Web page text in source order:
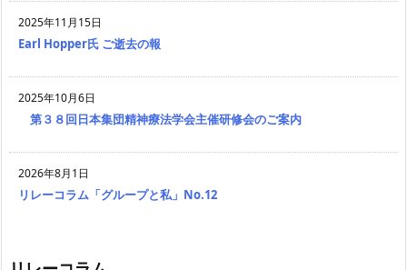
2025年11月15日
Earl Hopper氏 ご逝去の報
2025年10月6日
第３８回日本集団精神療法学会主催研修会のご案内
2026年8月1日
リレーコラム「グループと私」No.12